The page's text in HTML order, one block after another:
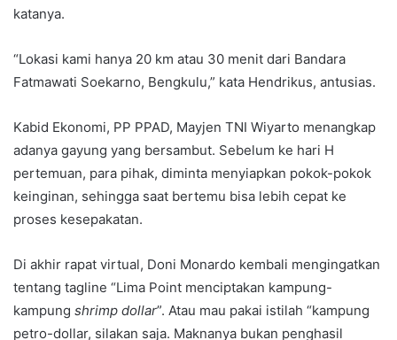
katanya.
“Lokasi kami hanya 20 km atau 30 menit dari Bandara
Fatmawati Soekarno, Bengkulu,” kata Hendrikus, antusias.
Kabid Ekonomi, PP PPAD, Mayjen TNI Wiyarto menangkap
adanya gayung yang bersambut. Sebelum ke hari H
pertemuan, para pihak, diminta menyiapkan pokok-pokok
keinginan, sehingga saat bertemu bisa lebih cepat ke
proses kesepakatan.
Di akhir rapat virtual, Doni Monardo kembali mengingatkan
tentang tagline “Lima Point menciptakan kampung-
kampung shrimp dollar”. Atau mau pakai istilah “kampung
petro-dollar, silakan saja. Maknanya bukan penghasil